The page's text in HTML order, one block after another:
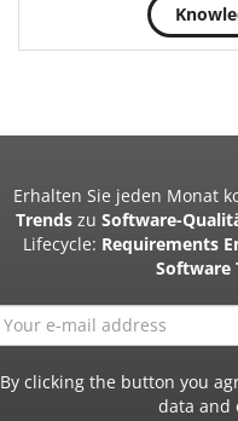
Erhalten Sie jeden Monat
Trends zu Software-
Lifecycle: Requirements
Software
By clicking the button you
data and